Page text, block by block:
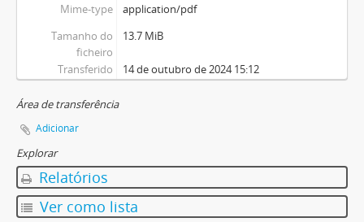
Mime-type
application/pdf
Tamanho do
ficheiro
13.7 MiB
Transferido 14 de outubro de 2024 15:12
Área de transferência
Adicionar
Explorar
Relatórios
Ver como lista